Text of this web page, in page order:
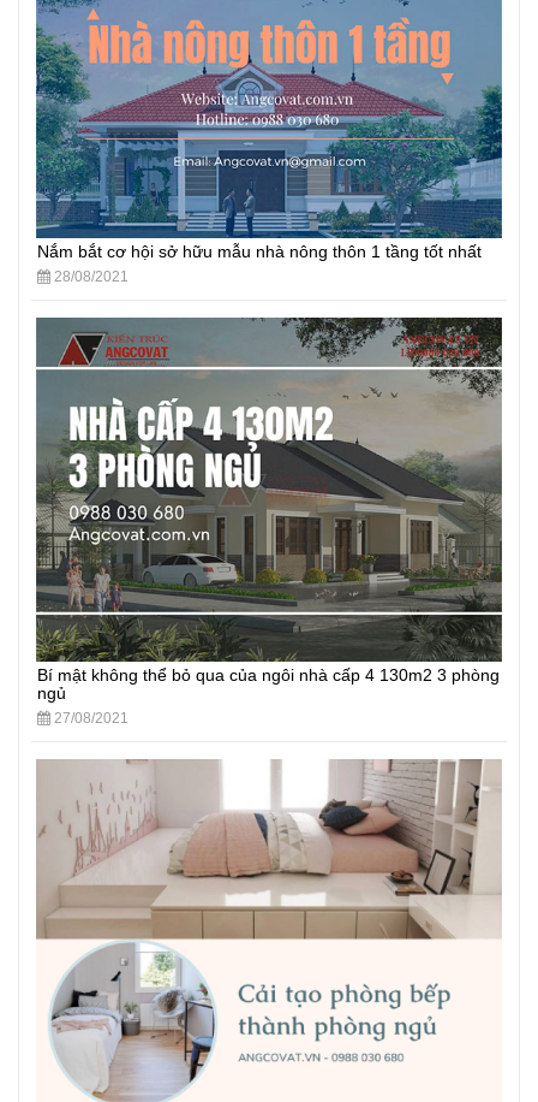
Nắm bắt cơ hội sở hữu mẫu nhà nông thôn 1 tầng tốt nhất
28/08/2021
Bí mật không thể bỏ qua của ngôi nhà cấp 4 130m2 3 phòng
ngủ
27/08/2021